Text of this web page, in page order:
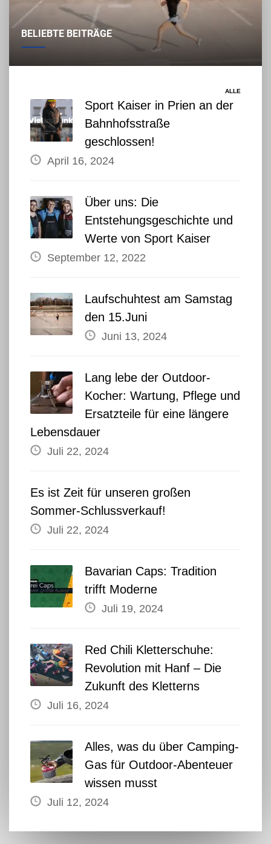
BELIEBTE BEITRÄGE
ALLE
Sport Kaiser in Prien an der
Bahnhofsstraße
geschlossen!
April 16, 2024
Über uns: Die
Entstehungsgeschichte und
Werte von Sport Kaiser
September 12, 2022
Laufschuhtest am Samstag
den 15.Juni
Juni 13, 2024
Lang lebe der Outdoor-
Kocher: Wartung, Pflege und
Ersatzteile für eine längere
Lebensdauer
Juli 22, 2024
Es ist Zeit für unseren großen
Sommer-Schlussverkauf!
Juli 22, 2024
Bavarian Caps: Tradition
trifft Moderne
Juli 19, 2024
Red Chili Kletterschuhe:
Revolution mit Hanf – Die
Zukunft des Kletterns
Juli 16, 2024
Alles, was du über Camping-
Gas für Outdoor-Abenteuer
wissen musst
Juli 12, 2024